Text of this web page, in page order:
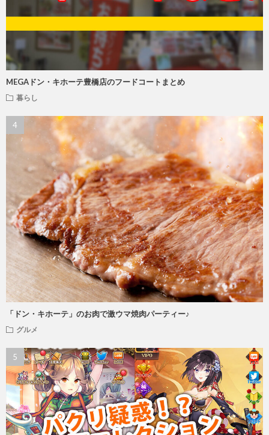
MEGAドン・キホーテ豊橋店のフードコートまとめ
暮らし
「ドン・キホーテ」のお肉で激ウマ焼肉パーティー♪
グルメ